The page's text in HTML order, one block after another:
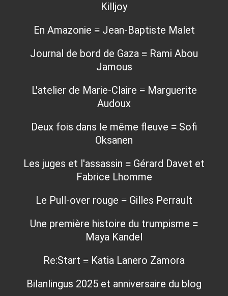
Killjoy
En Amazonie ≡ Jean-Baptiste Malet
Journal de bord de Gaza ≡ Rami Abou
Jamous
L'atelier de Marie-Claire ≡ Marguerite
Audoux
Deux fois dans le même fleuve ≡ Sofi
Oksanen
Les juges et l'assassin ≡ Gérard Davet et
Fabrice Lhomme
Le Pull-over rouge ≡ Gilles Perrault
Une première histoire du trumpisme ≡
Maya Kandel
Re:Start ≡ Katia Lanero Zamora
Bilanlingus 2025 et anniversaire du blog